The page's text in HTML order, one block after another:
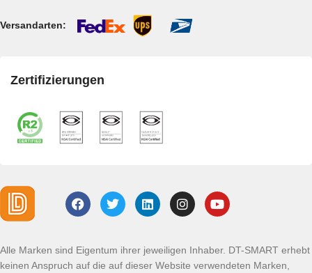
Versandarten:
Zertifizierungen
Alle Marken sind Eigentum ihrer jeweiligen Inhaber. DT-SMART erhebt
keinen Anspruch auf die auf dieser Website verwendeten Marken,